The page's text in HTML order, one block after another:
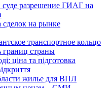
разрешение ГИАГ на
сделок на рынке
транспортное кольцо
границ страны
ціна та підготовка
жилье для ВПЛ